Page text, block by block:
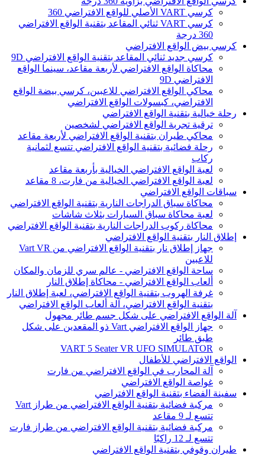
كرسي VART الأصلي للواقع الافتراضي 360
كرسي VART ثنائي المقاعد بتقنية الواقع الافتراضي
360 درجة
كرسي بيض الواقع الافتراضي
كرسي جديد ثنائي المقاعد بتقنية الواقع الافتراضي 9D
محاكاة الواقع الافتراضي لأربعة مقاعد، سينما الواقع
الافتراضي 9D
محاكي الواقع الافتراضي للاعبين، كرسي بيضة الواقع
الافتراضي، كبسولات الواقع الافتراضي
رحلة خيالية بتقنية الواقع الافتراضي
ترقية تجربة الواقع الافتراضي لشخصين
محاكي طيران بتقنية الواقع الافتراضي لأربعة مقاعد
رحلة فضائية بتقنية الواقع الافتراضي تتسع لثمانية
ركاب
لعبة الواقع الافتراضي الخيالية بأربعة مقاعد
لعبة الواقع الافتراضي الخيالية من فارت، 8 مقاعد
سباقات الواقع الافتراضي
محاكاة سباق الدراجات النارية بتقنية الواقع الافتراضي
لعبة محاكاة سباق السيارات بثلاث شاشات
محاكاة ركوب الدراجات النارية بتقنية الواقع الافتراضي
إطلاق النار بتقنية الواقع الافتراضي
جهاز إطلاق نار بتقنية الواقع الافتراضي من Vart VR
للاعبين
ساحة الواقع الافتراضي - عالم سري للزمان والمكان
ألعاب الواقع الافتراضي - محاكاة إطلاق النار
غرفة الهروب بتقنية الواقع الافتراضي، لعبة إطلاق النار
بتقنية الواقع الافتراضي، آلة ألعاب الواقع الافتراضي
آلة الواقع الافتراضي على شكل جسم طائر مجهول
جهاز الواقع الافتراضي Vart ذو المقعدين على شكل
طبق طائر
VART 5 Seater VR UFO SIMULATOR
الواقع الافتراضي للأطفال
آلة المحارب في الواقع الافتراضي من فارت
غواصة الواقع الافتراضي
سفينة الفضاء بتقنية الواقع الافتراضي
مركبة فضائية بتقنية الواقع الافتراضي من طراز Vart
تتسع لـ 9 مقاعد
مركبة فضائية بتقنية الواقع الافتراضي من طراز فارت
تتسع لـ 12 راكبًا
طيران وقوفي بتقنية الواقع الافتراضي